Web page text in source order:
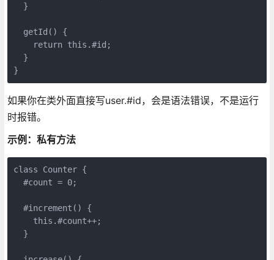
  }
  getId() {
    return this.#id;
  }
}
如果你在类外面直接写user.#id，会是语法错误，不是运行
时报错。
示例：私有方法
class Counter {
  #count = 0;
  #increment() {
    this.#count++;
  }